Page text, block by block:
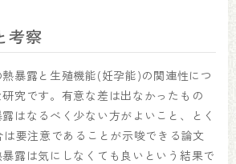
考察
暴露と生殖機能(妊孕能)の関連性につ
究です。有意な差は出なかったもの
はなるべく少ない方がよいこと、とく
要注意であることが示唆できる論文
露は気にしなくても良いという結果で